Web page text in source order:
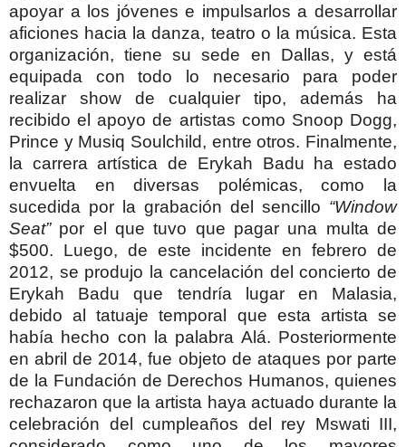
apoyar a los jóvenes e impulsarlos a desarrollar
aficiones hacia la danza, teatro o la música. Esta
organización, tiene su sede en Dallas, y está
equipada con todo lo necesario para poder
realizar show de cualquier tipo, además ha
recibido el apoyo de artistas como Snoop Dogg,
Prince y Musiq Soulchild, entre otros. Finalmente,
la carrera artística de Erykah Badu ha estado
envuelta en diversas polémicas, como la
sucedida por la grabación del sencillo “Window
Seat”por el que tuvo que pagar una multa de
$500. Luego, de este incidente en febrero de
2012, se produjo la cancelación del concierto de
Erykah Badu que tendría lugar en Malasia,
debido al tatuaje temporal que esta artista se
había hecho con la palabra Alá. Posteriormente
en abril de 2014, fue objeto de ataques por parte
de la Fundación de Derechos Humanos, quienes
rechazaron que la artista haya actuado durante la
celebración del cumpleaños del rey Mswati III,